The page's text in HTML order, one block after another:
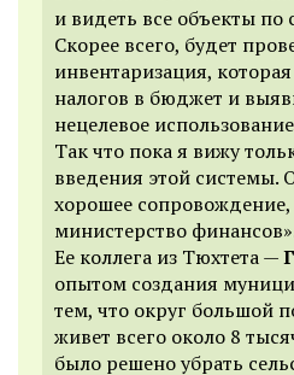
и видеть все объекты по
Скорее всего, будет
инвентаризация,
налогов в бюджет и
нецелевое
Так что пока я вижу
введения этой системы.
хорошее
министерство
Ее коллега из Тюхтета —
опытом создания
тем, что округ большой
живет всего около 8
было решено убрать